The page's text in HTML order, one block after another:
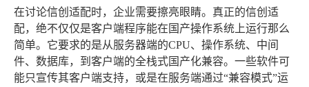
在讨论信创适配时，企业需要擦亮眼睛。真正的信创适
配，绝不仅仅是客户端程序能在国产操作系统上运行那么
简单。它要求的是从服务器端的CPU、操作系统、中间
件、数据库，到客户端的全栈式国产化兼容。一些软件可
能只宣传其客户端支持，或是在服务端通过“兼容模式”运